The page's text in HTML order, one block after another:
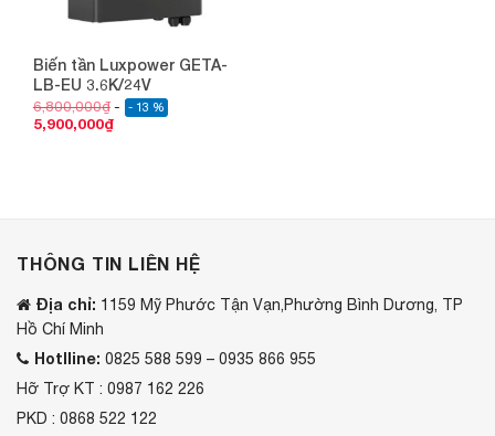
Biến tần Luxpower GETA-
LB-EU 3.6K/24V
6,800,000₫ - 13 %
5,900,000₫
THÔNG TIN LIÊN HỆ
Địa chỉ: 1159 Mỹ Phước Tận Vạn,Phường Bình Dương, TP
Hồ Chí Minh
Hotlline: 0825 588 599 – 0935 866 955
Hỡ Trợ KT : 0987 162 226
PKD : 0868 522 122